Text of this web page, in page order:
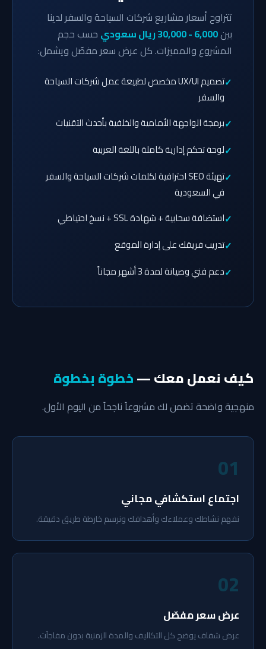
تتراوح أسعار مشاريع شركات السياحة والسفر لدينا
بين6,000 - 30,000 ريال سعودي
حسب حجم
المشروع والمميزات. كل عرض سعر مفصّل ويشمل:
تصميم UX/UI مخصص لطبيعة عمل شركات السياحة
والسفر
برمجة الواجهة الأمامية والخلفية بأحدث التقنيات
لوحة تحكم إدارية كاملة باللغة العربية
تهيئة SEO احترافية لكلمات شركات السياحة والسفر
في السعودية
استضافة سحابية + شهادة SSL + نسخ احتياطي
تدريب فريقك على إدارة الموقع
دعم فني وصيانة لمدة 3 أشهر مجاناً
كيف نعمل معك —خطوة بخطوة
منهجية واضحة تضمن لك مشروعاً ناجحاً من اليوم الأول.
01
اجتماع استكشافي مجاني
نفهم نشاطك وعملاءك وأهدافك ونرسم خارطة طريق دقيقة.
02
عرض سعر مفصّل
عرض شفاف يوضح كل التكاليف والمدة الزمنية بدون مفاجآت.